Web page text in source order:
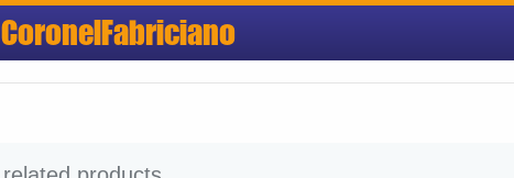
CoronelFabriciano